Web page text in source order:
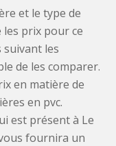
et le type de
les prix pour ce
les
de les comparer.
en matière de
en pvc.
est présent à Le
fournira un